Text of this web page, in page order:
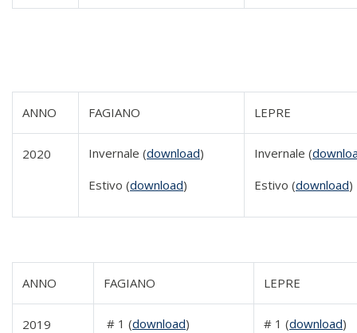
ANNO FAGIANO LEPRE
2020 Invernale (download)
Estivo (download)
Invernale (
Estivo (download)
ANNO FAGIANO LEPRE
2019 # 1 (download)
# 1 (download)